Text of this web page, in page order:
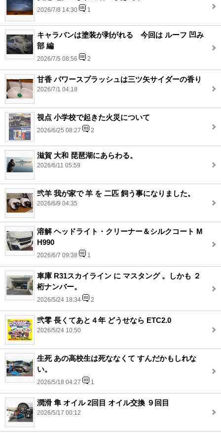
2026/7/8 14:30 1
キャラバンは塗装が剥がれる 今回は ルーフ 凹み
部 編
2026/7/5 08:56 2
甘香 パワースプラッシュは三ツ矢サイダーの香り
2026/7/1 04:18
視点 小学校で起きた火災について
2026/6/25 08:27 2
滋賀 大和 琵琶湖にあらわる。
2026/6/11 05:59
弐羊 我が家で 羊 を 二匹 飼う事になりました。
2026/6/9 04:35
溶解 ヘッドライト・クリーナー＆シルクコート M
H990
2026/6/7 09:38 1
車庫 R31スカイライン に マスタング 。しかも ２
桁ナンバー。
2026/5/24 18:34 2
弐零 長くてあと４年 どうせなら ETC2.0
2026/5/24 10:50
生死 あの高校生は死ななくて すんだかもしれな
い。
2026/5/18 04:27 1
潤滑 隼 オイル 2回目 オイル交換 ９回目
2026/5/17 00:12